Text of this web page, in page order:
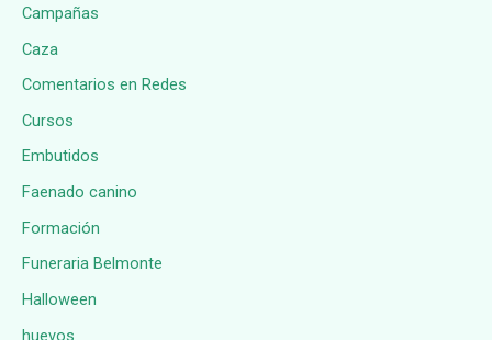
Campañas
Caza
Comentarios en Redes
Cursos
Embutidos
Faenado canino
Formación
Funeraria Belmonte
Halloween
huevos